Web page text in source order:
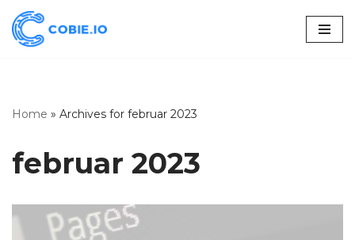
Skoči
Home » Archives for februar 2023
februar 2023